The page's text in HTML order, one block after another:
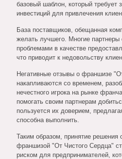
базовый шаблон, который требует
инвестиций для привлечения
База поставщиков, обещанная
желать лучшего. Многие партнеры
проблемами в качестве
что приводит к недовольству
Негативные отзывы о франшизе
накапливаются со временем,
нечестного игрока на рынке
помогать своим партнерам
пользуется их доверием,
способна выполнить.
Таким образом, принятие решения
франшизой "От Чистого Сердца"
риском для предпринимателей,